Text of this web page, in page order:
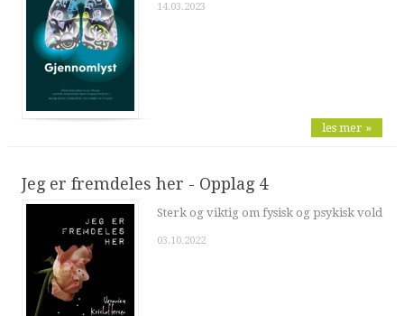
14.03.2023
les mer »
Jeg er fremdeles her - Opplag 4
Sterk og viktig om fysisk og psykisk vold
03.10.2022